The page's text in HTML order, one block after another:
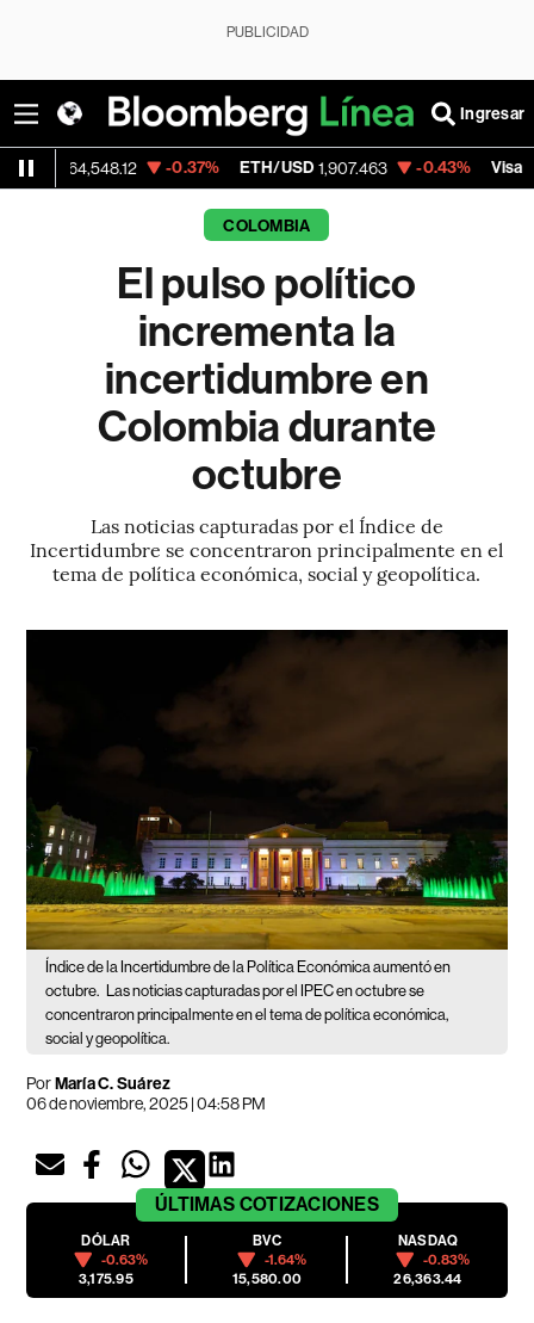
PUBLICIDAD
Ingresar
-0.37% ETH/USD 1,907.463 -0.43% Visa 368.54
COLOMBIA
El pulso político
incrementa la
incertidumbre en
Colombia durante
octubre
Las noticias capturadas por el Índice de
Incertidumbre se concentraron principalmente en el
tema de política económica, social y geopolítica.
Índice de la Incertidumbre de la Política Económica aumentó en
octubre. Las noticias capturadas por el IPEC en octubre se
concentraron principalmente en el tema de política económica,
social y geopolítica.
PorMaría C. Suárez
06 de noviembre, 2025 | 04:58 PM
ÚLTIMAS COTIZACIONES
DÓLAR
-0.63%
3,175.95
BVC
-1.64%
15,580.00
NASDAQ
-0.83%
26,363.44